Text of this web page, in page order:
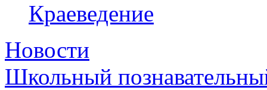
Краеведение
Новости
Школьный